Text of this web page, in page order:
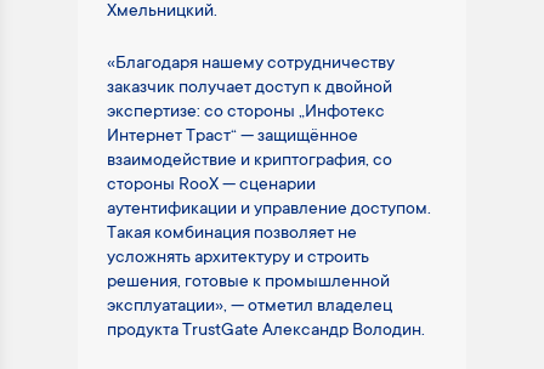
Хмельницкий.
«Благодаря нашему сотрудничеству
заказчик получает доступ к двойной
экспертизе: со стороны „Инфотекс
Интернет Траст“ — защищённое
взаимодействие и криптография, со
стороны RooX — сценарии
аутентификации и управление доступом.
Такая комбинация позволяет не
усложнять архитектуру и строить
решения, готовые к промышленной
эксплуатации», — отметил владелец
продукта TrustGate Александр Володин.